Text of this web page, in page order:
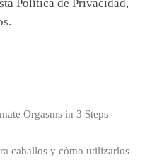
Política de Privacidad,
Orgasms in 3 Steps
caballos y cómo utilizarlos